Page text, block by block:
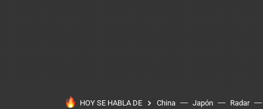
HOY SE HABLA DE China Japón Radar